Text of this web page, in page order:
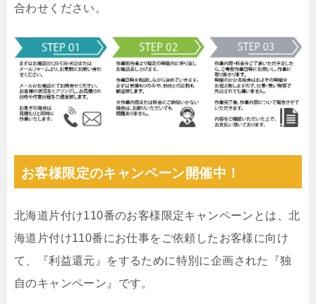
合わせください。
お客様限定のキャンペーン開催中！
北海道片付け110番のお客様限定キャンペーンとは、北
海道片付け110番にお仕事をご依頼したお客様に向け
て、『利益還元』をするために特別に企画された『独
自のキャンペーン』です。